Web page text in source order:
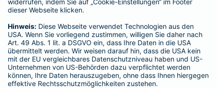
Adresse ändern
Schaden melden
Kilometerstandsmeldung
Serviceübersicht